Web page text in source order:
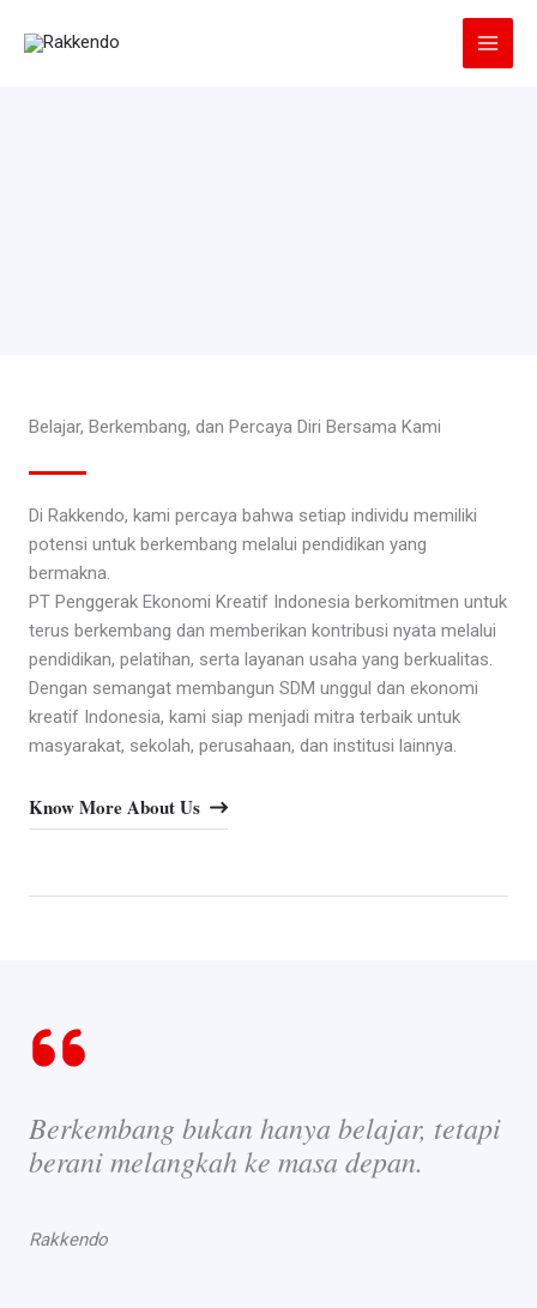
Belajar, Berkembang, dan Percaya Diri Bersama Kami
Di Rakkendo, kami percaya bahwa setiap individu memiliki
potensi untuk berkembang melalui pendidikan yang
bermakna.
PT Penggerak Ekonomi Kreatif Indonesia berkomitmen untuk
terus berkembang dan memberikan kontribusi nyata melalui
pendidikan, pelatihan, serta layanan usaha yang berkualitas.
Dengan semangat membangun SDM unggul dan ekonomi
kreatif Indonesia, kami siap menjadi mitra terbaik untuk
masyarakat, sekolah, perusahaan, dan institusi lainnya.
Know More About Us
Berkembang bukan hanya belajar, tetapi
berani melangkah ke masa depan.
Rakkendo